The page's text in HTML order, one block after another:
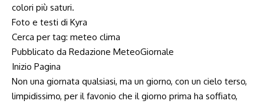
colori più saturi.
Foto e testi di Kyra
Cerca per tag: meteo clima
Pubblicato da Redazione MeteoGiornale
Inizio Pagina
Non una giornata qualsiasi, ma un giorno, con un cielo terso,
limpidissimo, per il favonio che il giorno prima ha soffiato,